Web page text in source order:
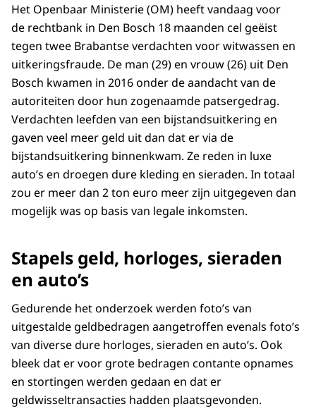
Het Openbaar Ministerie (OM) heeft vandaag voor
de rechtbank in Den Bosch 18 maanden cel geëist
tegen twee Brabantse verdachten voor witwassen en
uitkeringsfraude. De man (29) en vrouw (26) uit Den
Bosch kwamen in 2016 onder de aandacht van de
autoriteiten door hun zogenaamde patsergedrag.
Verdachten leefden van een bijstandsuitkering en
gaven veel meer geld uit dan dat er via de
bijstandsuitkering binnenkwam. Ze reden in luxe
auto’s en droegen dure kleding en sieraden. In totaal
zou er meer dan 2 ton euro meer zijn uitgegeven dan
mogelijk was op basis van legale inkomsten.
Stapels geld, horloges, sieraden
en auto’s
Gedurende het onderzoek werden foto’s van
uitgestalde geldbedragen aangetroffen evenals foto’s
van diverse dure horloges, sieraden en auto’s. Ook
bleek dat er voor grote bedragen contante opnames
en stortingen werden gedaan en dat er
geldwisseltransacties hadden plaatsgevonden.